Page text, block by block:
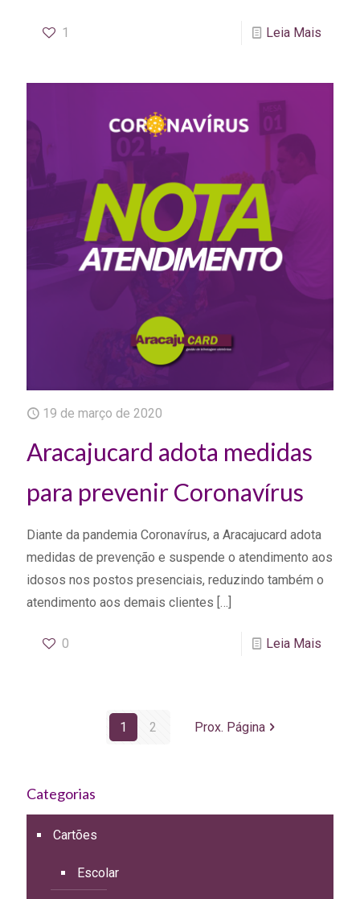
1 Leia Mais
19 de março de 2020
Aracajucard adota medidas
para prevenir Coronavírus
Diante da pandemia Coronavírus, a Aracajucard adota
medidas de prevenção e suspende o atendimento aos
idosos nos postos presenciais, reduzindo também o
atendimento aos demais clientes […]
0 Leia Mais
1 2 Prox. Página
Categorias
Cartões
Escolar